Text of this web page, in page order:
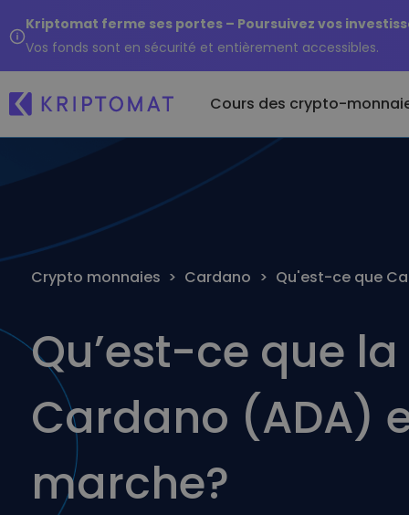
Kriptomat ferme ses portes – Poursuivez vos
Vos fonds sont en sécurité et entièrement accessibles.
Cours des crypto-
Tous les prix
perdants
Trouver des opportunités
Une
dans
Crypto monnaies > Cardano > Qu'est-ce que
Qu’est-ce que
Cardano (ADA)
marche?